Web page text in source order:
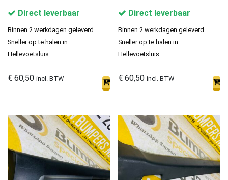
Direct leverbaar
Binnen 2 werkdagen geleverd.
Sneller op te halen in
Hellevoetsluis.
€ 60,50 incl. BTW
Direct leverbaar
Binnen 2 werkdagen geleverd.
Sneller op te halen in
Hellevoetsluis.
€ 60,50 incl. BTW